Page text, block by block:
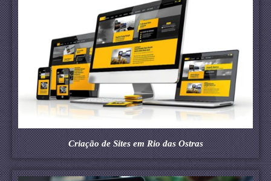
Criação de Sites em Rio das Ostras